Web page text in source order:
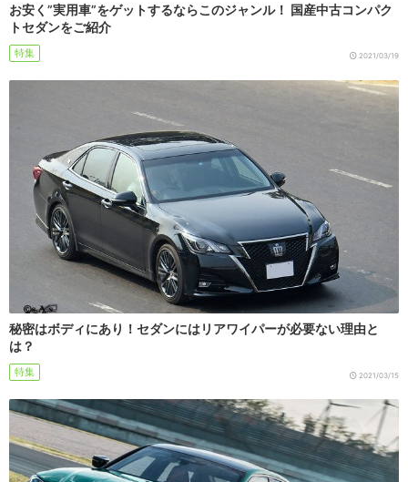
お安く”実用車”をゲットするならこのジャンル！ 国産中古コンパク
トセダンをご紹介
特集 2021/03/19
秘密はボディにあり！セダンにはリアワイパーが必要ない理由と
は？
特集 2021/03/15